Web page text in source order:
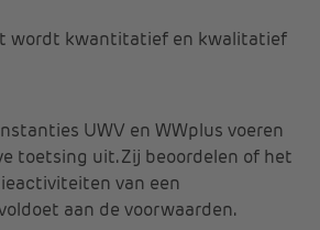
wordt kwantitatief en kwalitatief
UWV en WWplus voeren
toetsing uit. Zij beoordelen of het
van een
aan de voorwaarden.